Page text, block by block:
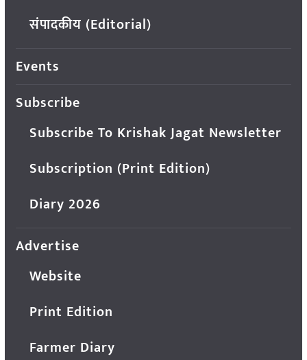
संपादकीय (Editorial)
Events
Subscribe
Subscribe To Krishak Jagat Newsletter
Subscription (Print Edition)
Diary 2026
Advertise
Website
Print Edition
Farmer Diary